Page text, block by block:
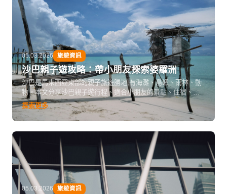
05.03.2026 旅遊資訊
沙巴親子遊攻略：帶小朋友探索婆羅洲
沙巴是馬來西亞東部的親子旅遊勝地,有海灘、島嶼、雨林、動
物。本文分享沙巴親子遊行程、適合小朋友的景點、住宿、交
通、安全注意事項,讓全家玩得開心又安心。
探索更多
05.03.2026 旅遊資訊